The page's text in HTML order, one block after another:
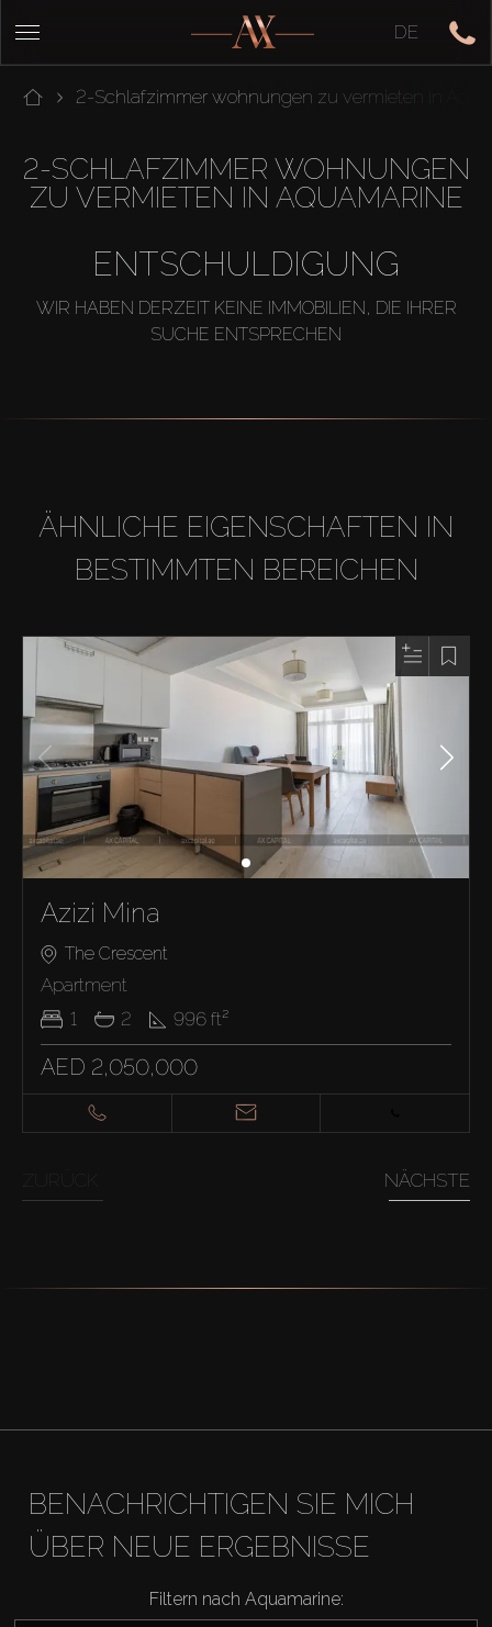
DE
2-Schlafzimmer wohnungen zu vermieten in
2-SCHLAFZIMMER WOHNUNGEN
ZU VERMIETEN IN AQUAMARINE
ENTSCHULDIGUNG
WIR HABEN DERZEIT KEINE IMMOBILIEN, DIE IHRER
SUCHE ENTSPRECHEN
ÄHNLICHE EIGENSCHAFTEN IN
BESTIMMTEN BEREICHEN
Azizi Mina
The Crescent
Apartment
1
2 996 ft²
AED 2,050,000
NÄCHSTE
BENACHRICHTIGEN SIE MICH
ÜBER NEUE ERGEBNISSE
Filtern nach Aquamarine: